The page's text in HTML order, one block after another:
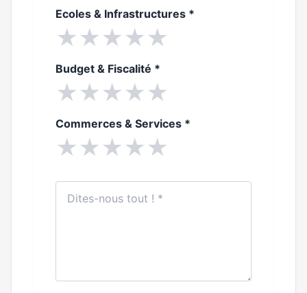
Ecoles & Infrastructures *
★★★★★
Budget & Fiscalité *
★★★★★
Commerces & Services *
★★★★★